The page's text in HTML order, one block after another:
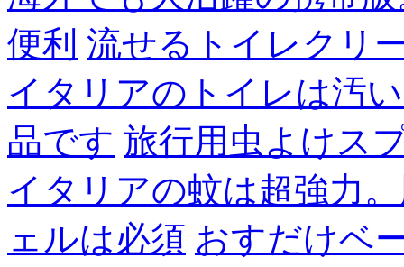
便利 流せるトイレクリ
イタリアのトイレは汚
品です 旅行用虫よけス
イタリアの蚊は超強力
ェルは必須 おすだけベ